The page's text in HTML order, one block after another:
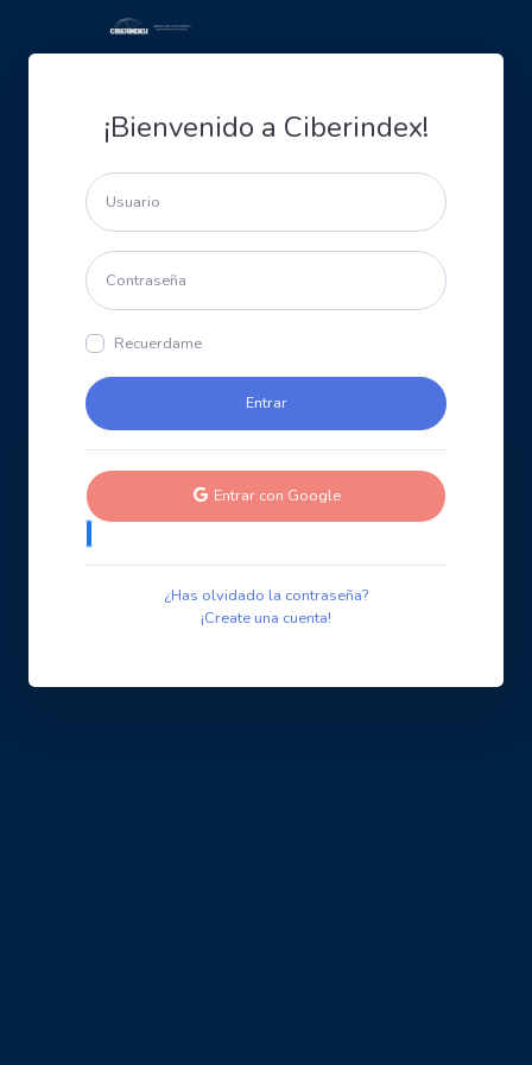
¡Bienvenido a Ciberindex!
Recuerdame
Entrar con Google
¿Has olvidado la contraseña?
¡Create una cuenta!